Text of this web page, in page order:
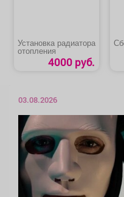
Установка радиатора
отопления
4000 руб.
03.08.2026